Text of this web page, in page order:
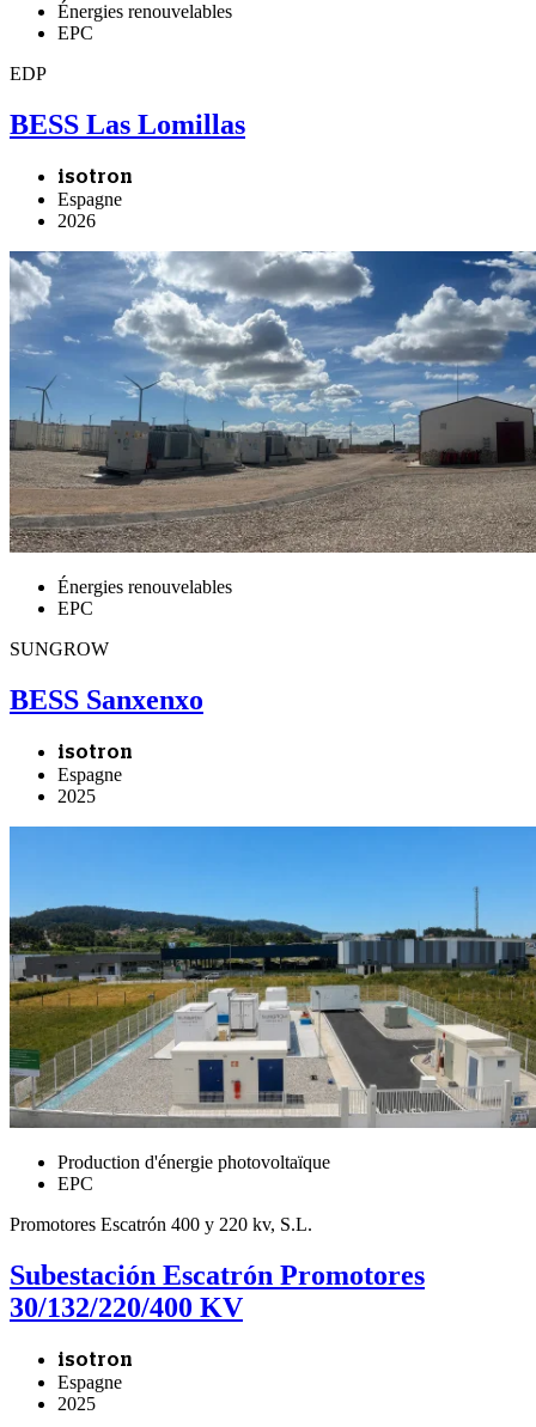
Énergies renouvelables
EPC
EDP
BESS Las Lomillas
isotron
Espagne
2026
Énergies renouvelables
EPC
SUNGROW
BESS Sanxenxo
isotron
Espagne
2025
Production d'énergie photovoltaïque
EPC
Promotores Escatrón 400 y 220 kv, S.L.
Subestación Escatrón Promotores
30/132/220/400 KV
isotron
Espagne
2025